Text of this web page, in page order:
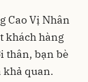
Cao Vị Nhân
khách hàng
thân, bạn bè
khả quan.